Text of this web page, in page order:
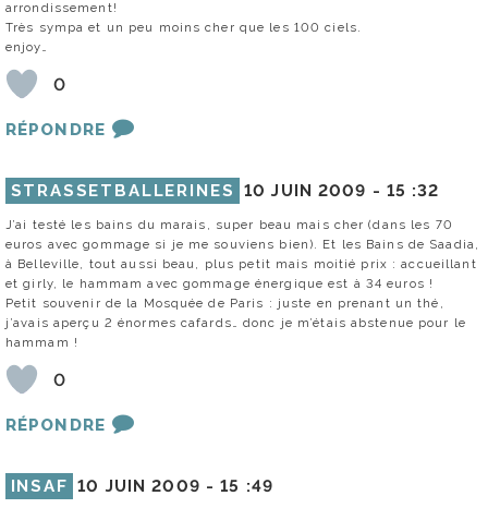
arrondissement!
Très sympa et un peu moins cher que les 100 ciels.
enjoy…
0
RÉPONDRE
STRASSETBALLERINES 10 JUIN 2009 - 15 :32
J’ai testé les bains du marais, super beau mais cher (dans les 70
euros avec gommage si je me souviens bien). Et les Bains de Saadia,
à Belleville, tout aussi beau, plus petit mais moitié prix : accueillant
et girly, le hammam avec gommage énergique est à 34 euros !
Petit souvenir de la Mosquée de Paris : juste en prenant un thé,
j’avais aperçu 2 énormes cafards… donc je m’étais abstenue pour le
hammam !
0
RÉPONDRE
INSAF 10 JUIN 2009 -15 :49